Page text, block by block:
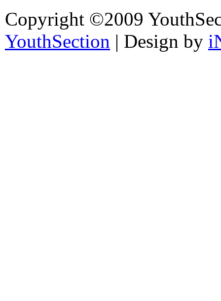
Copyright ©2009
YouthSection | Design by